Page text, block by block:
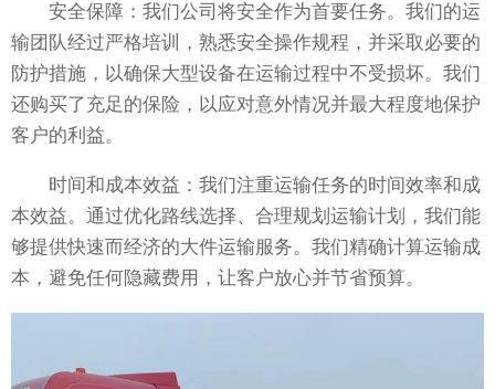
安全保障：我们公司将安全作为首要任务。我们的运
输团队经过严格培训，熟悉安全操作规程，并采取必要的
防护措施，以确保大型设备在运输过程中不受损坏。我们
还购买了充足的保险，以应对意外情况并最大程度地保护
客户的利益。
时间和成本效益：我们注重运输任务的时间效率和成
本效益。通过优化路线选择、合理规划运输计划，我们能
够提供快速而经济的大件运输服务。我们精确计算运输成
本，避免任何隐藏费用，让客户放心并节省预算。